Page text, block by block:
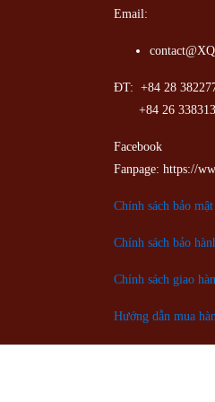
Email:
ĐT: +84 28
+84 26
Facebook
Fanpage: https://
Chính sách bảo mật
Chính sách bảo
Chính sách giao
Hướng dẫn mua